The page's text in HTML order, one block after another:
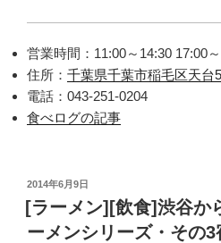
営業時間：11:00～14:30 17:00
住所： 千葉県千葉市稲毛区天台
電話：043-251-0204
食べログの記事
投
稿
日:
2014年6月9日
[ラーメン][飲食]渋谷か
ーメンシリーズ・その